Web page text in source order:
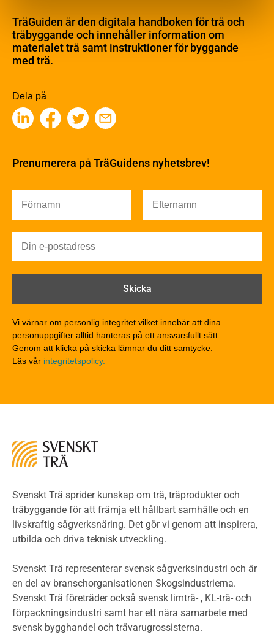
Skogsbruk
Barrträdets uppbyggnad
Träets egenskaper och kvalitet
Träbaserade produkter
Kemisk behandling
Fakta om Limträ
Värmeisolering och lufttäthet
Ljud
Brandsäkerhet
Brandsäkerhet
Brandförlopp i byggnader
Brandklasser för material och konstruktioner
Träkonstruktioners brandmotstånd
Detaljlösningar
Träytors brandegenskaper
Tekniska byten med sprinkler
Riskvärdering i flervåningsbostadshus
Miljöeffekter
LCA
Miljödeklarationer och märkning
Termer och förkortningar
Planering
Klimatkalkylator hallar
Projektering av trähus - generellt
Byggsystem
Fasadsystem i skivmaterial
Bullerskärmar och andra utomhuskonstruktioner
TräGuiden är den digitala handboken för trä och
träbyggande och innehåller information om
materialet trä samt instruktioner för byggande
med trä.
Dela på
Prenumerera på TräGuidens nyhetsbrev!
Vi värnar om personlig integritet vilket innebär att dina
personuppgifter alltid hanteras på ett ansvarsfullt sätt.
Genom att klicka på skicka lämnar du ditt samtycke.
Läs vår integritetspolicy.
Svenskt Trä sprider kunskap om trä, träprodukter och
träbyggande för att främja ett hållbart samhälle och en
livskraftig sågverksnäring. Det gör vi genom att inspirera,
utbilda och driva teknisk utveckling.
Svenskt Trä representerar svensk sågverksindustri och är
en del av branschorganisationen Skogsindustrierna.
Svenskt Trä företräder också svensk limträ- , KL-trä- och
förpackningsindustri samt har ett nära samarbete med
svensk bygghandel och trävarugrossisterna.